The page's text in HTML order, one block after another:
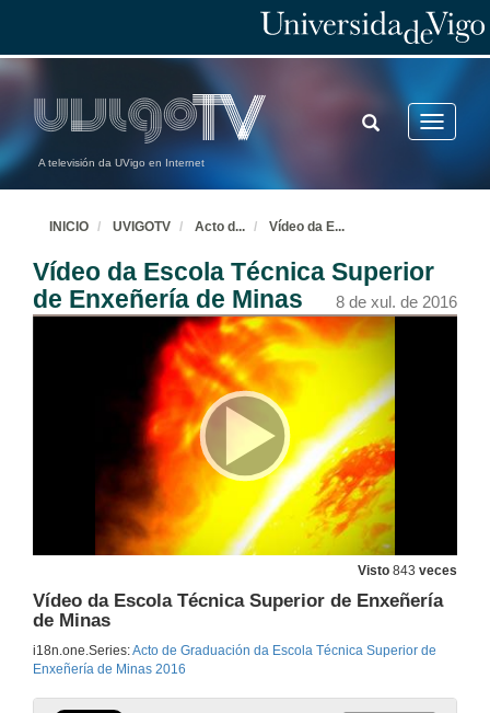
A televisión da UVigo en Internet
Toggle
TOGGLE
SEARCH
INICIO UVIGOTV Acto d... Vídeo da E...
Vídeo da Escola Técnica Superior
de Enxeñería de Minas
8 de xul. de 2016
Visto 843 veces
Vídeo da Escola Técnica Superior de Enxeñería
de Minas
i18n.one.Series:Acto de Graduación da Escola Técnica Superior de
Enxeñería de Minas 2016